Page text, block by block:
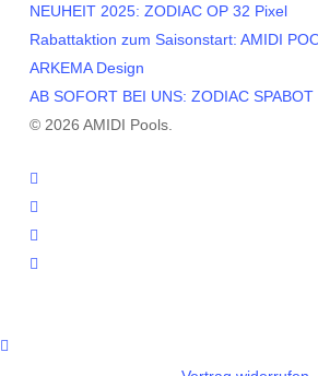
NEUHEIT 2025: ZODIAC OP 32 Pixel
Rabattaktion zum Saisonstart: AMIDI
ARKEMA Design
AB SOFORT BEI UNS: ZODIAC SPABOT
© 2026 AMIDI Pools.
twitter
facebook
youtube
instagram